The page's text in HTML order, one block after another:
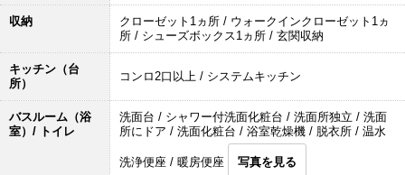
収納
クローゼット1ヵ所 / ウォークインクローゼット1ヵ
所 / シューズボックス1ヵ所 / 玄関収納
キッチン（台
所）
コンロ2口以上 / システムキッチン
バスルーム（浴
室）/ トイレ
洗面台 / シャワー付洗面化粧台 / 洗面所独立 / 洗面
所にドア / 洗面化粧台 / 浴室乾燥機 / 脱衣所 / 温水
洗浄便座 / 暖房便座 写真を見る